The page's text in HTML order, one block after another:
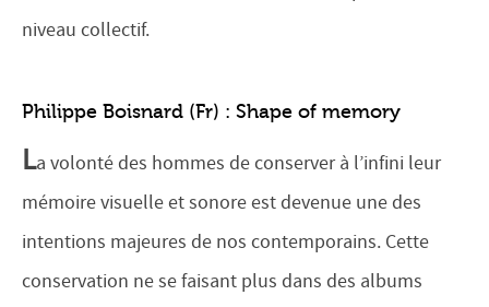
niveau collectif.
Philippe Boisnard (Fr) : Shape of memory
La volonté des hommes de conserver à l’infini leur
mémoire visuelle et sonore est devenue une des
intentions majeures de nos contemporains. Cette
conservation ne se faisant plus dans des albums